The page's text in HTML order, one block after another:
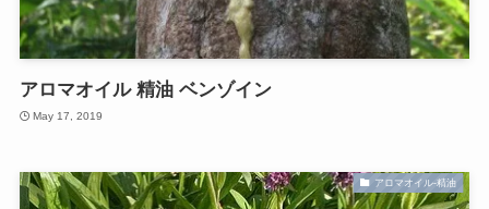
アロマオイル 精油 ベンゾイン
May 17, 2019
アロマオイル-精油